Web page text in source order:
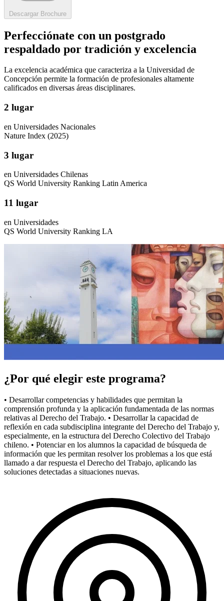
Descargar Brochure
Perfecciónate con un postgrado
respaldado por tradición y excelencia
La excelencia académica que caracteriza a la Universidad de
Concepción permite la formación de profesionales altamente
calificados en diversas áreas disciplinares.
2 lugar
en Universidades Nacionales
Nature Index (2025)
3 lugar
en Universidades Chilenas
QS World University Ranking Latin America
11 lugar
en Universidades
QS World University Ranking LA
¿Por qué elegir este programa?
• Desarrollar competencias y habilidades que permitan la
comprensión profunda y la aplicación fundamentada de las normas
relativas al Derecho del Trabajo. • Desarrollar la capacidad de
reflexión en cada subdisciplina integrante del Derecho del Trabajo y,
especialmente, en la estructura del Derecho Colectivo del Trabajo
chileno. • Potenciar en los alumnos la capacidad de búsqueda de
información que les permitan resolver los problemas a los que está
llamado a dar respuesta el Derecho del Trabajo, aplicando las
soluciones detectadas a situaciones nuevas.